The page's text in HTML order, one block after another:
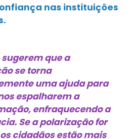
nas instituições
sugerem que a
se torna
uma ajuda para
espalharem a
enfraquecendo a
Se a polarização for
cidadãos estão mais